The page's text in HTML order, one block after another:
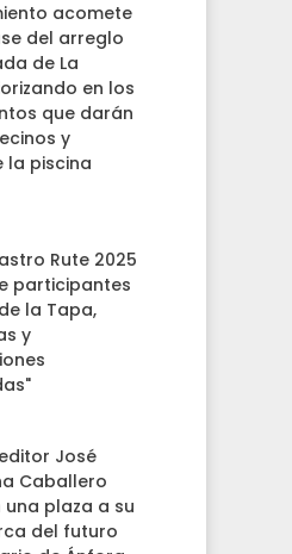
acomete
del arreglo
de La
en los
que darán
y
la piscina
Rute 2025
participantes
la Tapa,
y
José
Caballero
plaza a su
del futuro